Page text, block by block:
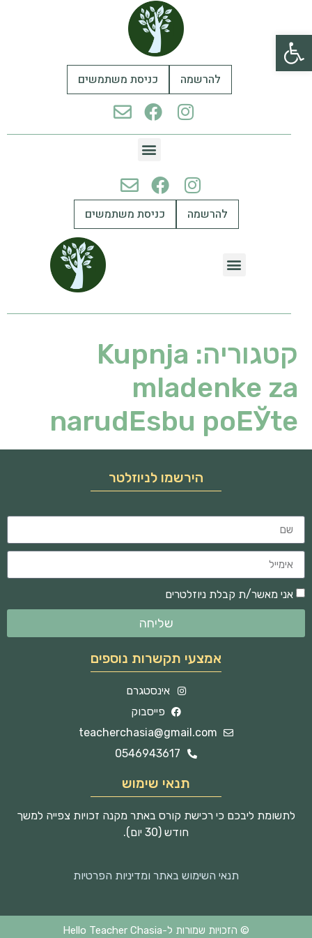
פתח סרגל נגישות
להרשמה כניסת משתמשים
להרשמה כניסת משתמשים
קטגוריה: Kupnja
mladenke za
narudЕѕbu poЕЎte
הירשמו לניוזלטר
אני מאשר/ת קבלת ניוזלטרים
שליחה
אמצעי תקשרות נוספים
אינסטגרם
פייסבוק
teacherchasia@gmail.com
0546943617
תנאי שימוש
לתשומת ליבכם כי רכישת קורס באתר מקנה זכויות צפייה למשך
חודש (30 יום).
תנאי השימוש באתר ומדיניות הפרטיות
© הזכויות שמורות ל-Hello Teacher Chasia